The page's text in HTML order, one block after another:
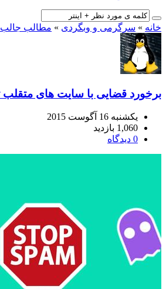
خانه » سرگرمی و وبگردی » مطالب جالب
برخورد قضایی با سایت های
یکشنبه 16 آگوست 2015
1,060 بازدید
0 دیدگاه